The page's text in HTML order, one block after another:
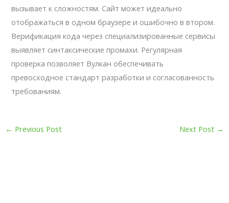
вызывает к сложностям. Сайт может идеально
отображаться в одном браузере и ошибочно в втором.
Верификация кода через специализированные сервисы
выявляет синтаксические промахи. Регулярная
проверка позволяет Вулкан обеспечивать
превосходное стандарт разработки и согласованность
требованиям.
← Previous Post Next Post →